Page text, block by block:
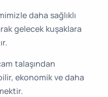
daha sağlıklı
gelecek kuşaklara
talaşından
ekonomik ve daha